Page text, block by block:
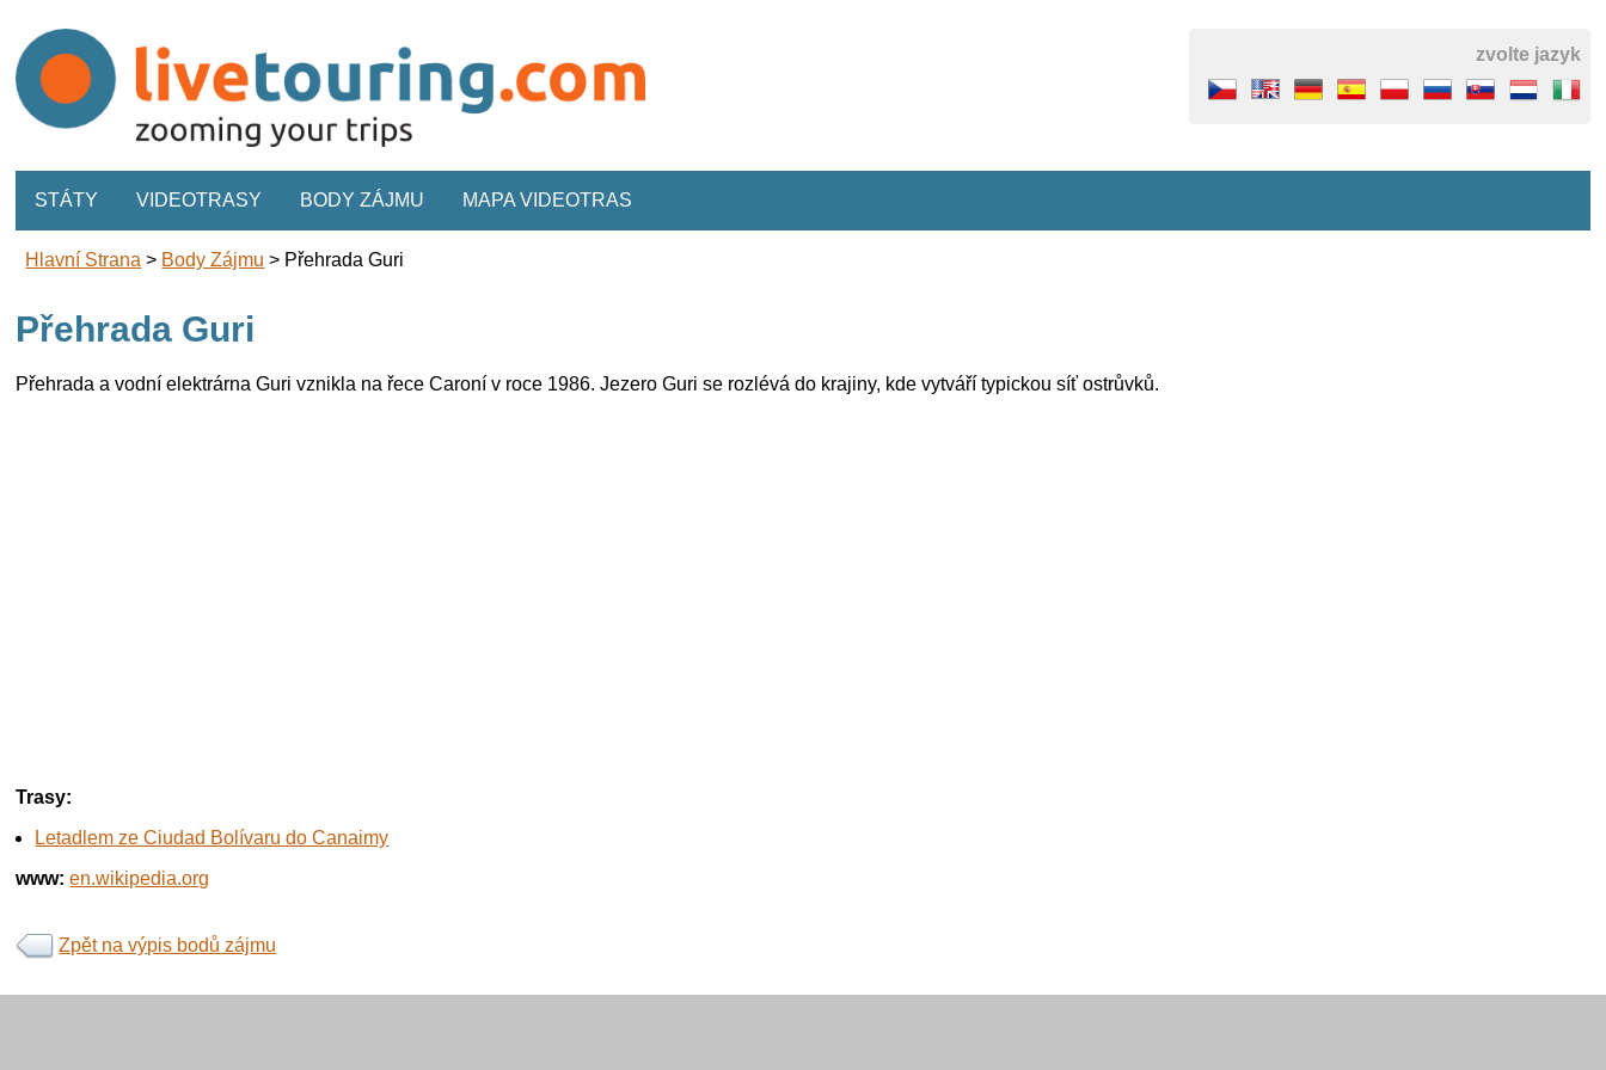
zvolte jazyk
STÁTY VIDEOTRASY BODY ZÁJMU MAPA VIDEOTRAS
Hlavní Strana > Body Zájmu > Přehrada Guri
Přehrada Guri
Přehrada a vodní elektrárna Guri vznikla na řece Caroní v roce 1986. Jezero Guri se rozlévá do krajiny, kde vytváří typickou síť ostrůvků.
Trasy:
Letadlem ze Ciudad Bolívaru do Canaimy
www: en.wikipedia.org
Zpět na výpis bodů zájmu